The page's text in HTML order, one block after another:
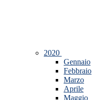
2020
Gennaio
Febbraio
Marzo
Aprile
Maggio